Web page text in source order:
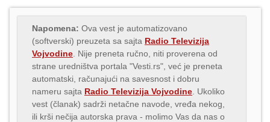
Napomena: Ova vest je automatizovano
(softverski) preuzeta sa sajta Radio Televizija
Vojvodine . Nije preneta ručno, niti proverena od
strane uredništva portala "Vesti.rs", već je preneta
automatski, računajući na savesnost i dobru
nameru sajta Radio Televizija Vojvodine . Ukoliko
vest (članak) sadrži netačne navode, vređa nekog,
ili krši nečija autorska prava - molimo Vas da nas o